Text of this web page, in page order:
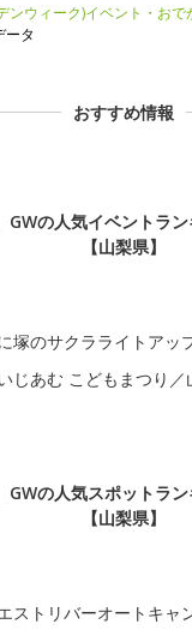
ンウィーク)イベント・おで
ータ
おすすめ情報
GWの人気イベントラ
【山梨県】
塚のサクラライトアッ
じあむ こどもまつり／
GWの人気スポットラ
【山梨県】
ストリバーオートキャ